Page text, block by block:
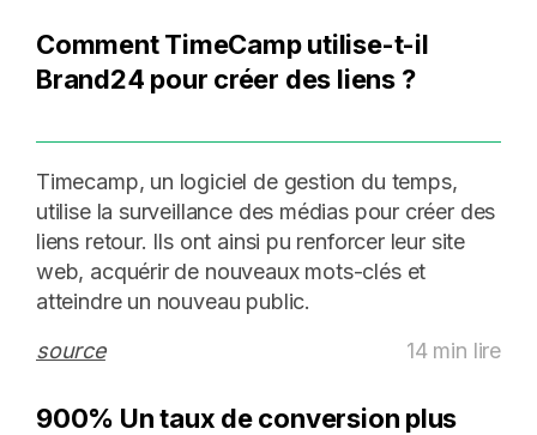
Comment TimeCamp utilise-t-il
Brand24 pour créer des liens ?
Timecamp, un logiciel de gestion du temps,
utilise la surveillance des médias pour créer des
liens retour. Ils ont ainsi pu renforcer leur site
web, acquérir de nouveaux mots-clés et
atteindre un nouveau public.
source
14 min lire
900% Un taux de conversion plus